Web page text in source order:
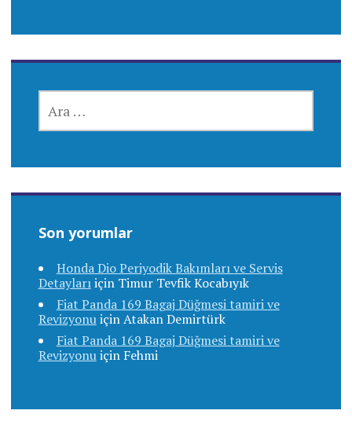
Son yorumlar
Honda Dio Periyodik Bakımları ve Servis
Detaylarıiçin Timur Tevfik Kocabıyık
Fiat Panda 169 Bagaj Düğmesi tamiri ve
RevizyonuiçinAtakan Demirtürk
Fiat Panda 169 Bagaj Düğmesi tamiri ve
Revizyonuiçin Fehmi